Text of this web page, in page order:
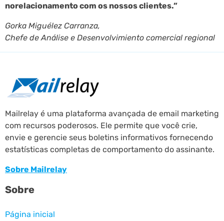
norelacionamento com os nossos clientes.”
Gorka Miguélez Carranza,
Chefe de Análise e Desenvolvimiento comercial regional
Mailrelay é uma plataforma avançada de email marketing
com recursos poderosos. Ele permite que você crie,
envie e gerencie seus boletins informativos fornecendo
estatísticas completas de comportamento do assinante.
Sobre Mailrelay
Sobre
Página inicial